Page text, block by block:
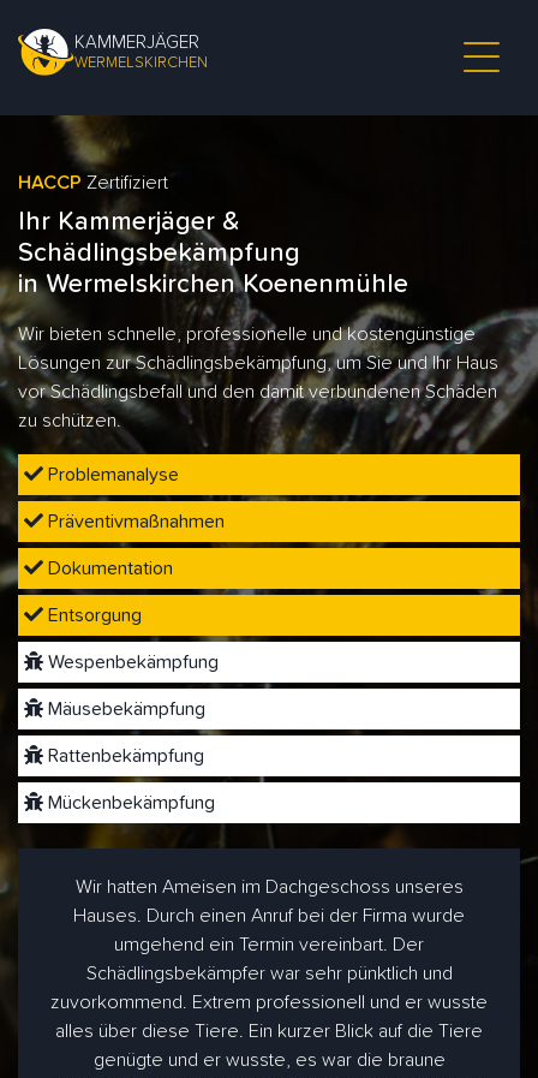
KAMMERJÄGER
WERMELSKIRCHEN
HACCP Zertifiziert
Ihr Kammerjäger &
Schädlingsbekämpfung
in Wermelskirchen Koenenmühle
Wir bieten schnelle, professionelle und kostengünstige
Lösungen zur Schädlingsbekämpfung, um Sie und Ihr Haus
vor Schädlingsbefall und den damit verbundenen Schäden
zu schützen.
Problemanalyse
Präventivmaßnahmen
Dokumentation
Entsorgung
Wespenbekämpfung
Mäusebekämpfung
Rattenbekämpfung
Mückenbekämpfung
Wir hatten Ameisen im Dachgeschoss unseres
Hauses. Durch einen Anruf bei der Firma wurde
umgehend ein Termin vereinbart. Der
Schädlingsbekämpfer war sehr pünktlich und
zuvorkommend. Extrem professionell und er wusste
alles über diese Tiere. Ein kurzer Blick auf die Tiere
genügte und er wusste, es war die braune